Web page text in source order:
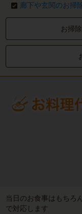
廊下や玄関のお掃
お掃
当日のお食事はもちろ
で対応します